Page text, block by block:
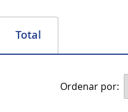
Total
Ordenar por: